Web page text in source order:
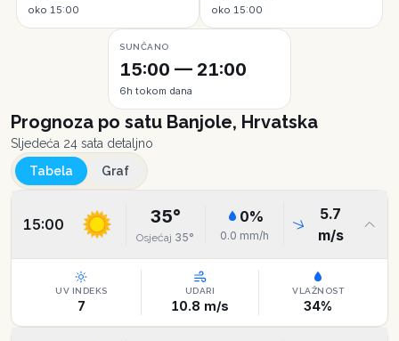
oko 15:00 oko 15:00
SUNČANO
15:00 — 21:00
6h tokom dana
Prognoza po satu Banjole, Hrvatska
Sljedeća 24 sata detaljno
Tabela
Graf
15:00 35°
Osjećaj 35°
0%
0.0 mm/h
5.7
m/s
UV INDEKS
7
UDARI
10.8 m/s
VLAŽNOST
34%